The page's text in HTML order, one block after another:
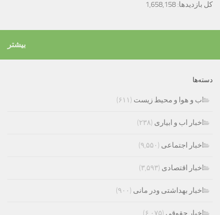
کل بازدیدها: 1,658,158
بیشتر
دسته‌ها
اب و هوا و محیط زیست (۶۱۱)
اخبار اب و ابیاری (۲۳۸)
اخبار اجتماعی (۹,۵۵۰)
اخبار اقتصادی (۳,۵۹۳)
اخبار بهداشتی ودر مانی (۹۰۰)
اخبار حقوقی (۶,۰۷۵)